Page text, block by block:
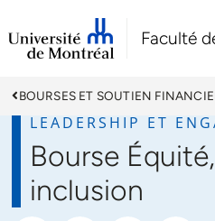
Faculté
BOURSES ET SOUTIEN
LEADERSHIP ET
Bourse
inclusion